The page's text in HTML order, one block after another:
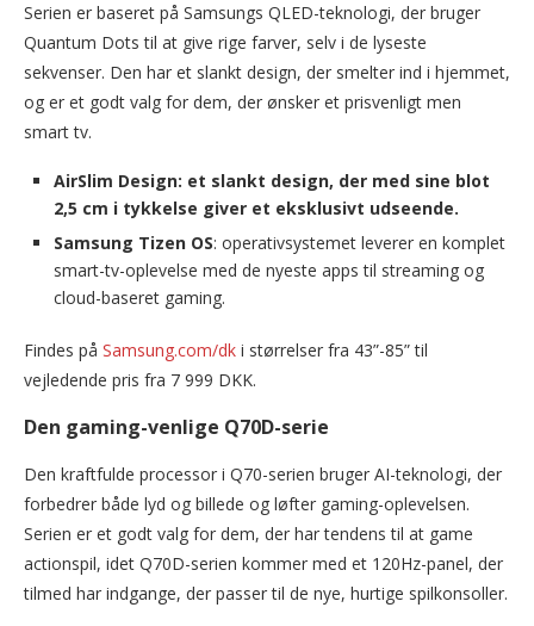
Serien er baseret på Samsungs QLED-teknologi, der bruger
Quantum Dots til at give rige farver, selv i de lyseste
sekvenser. Den har et slankt design, der smelter ind i hjemmet,
og er et godt valg for dem, der ønsker et prisvenligt men
smart tv.
AirSlim Design: et slankt design, der med sine blot
2,5 cm i tykkelse giver et eksklusivt udseende.
Samsung Tizen OS: operativsystemet leverer en komplet
smart-tv-oplevelse med de nyeste apps til streaming og
cloud-baseret gaming.
Findes på Samsung.com/dk i størrelser fra 43”-85” til
vejledende pris fra 7 999 DKK.
Den gaming-venlige Q70D-serie
Den kraftfulde processor i Q70-serien bruger AI-teknologi, der
forbedrer både lyd og billede og løfter gaming-oplevelsen.
Serien er et godt valg for dem, der har tendens til at game
actionspil, idet Q70D-serien kommer med et 120Hz-panel, der
tilmed har indgange, der passer til de nye, hurtige spilkonsoller.